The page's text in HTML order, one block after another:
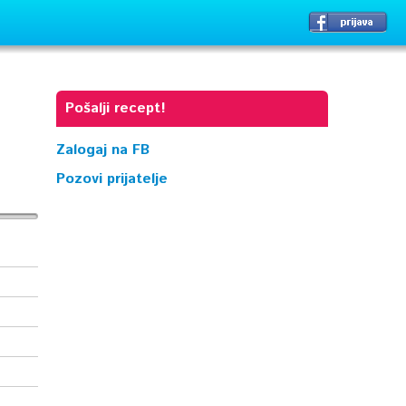
Pošalji recept!
Zalogaj na FB
Pozovi prijatelje